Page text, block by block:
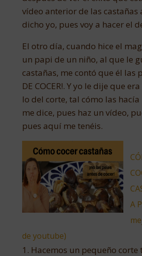
vídeo anterior de las castañas
dicho yo, pues voy a hacer el
El otro día, cuando hice el
un papi de un niño, al que le
castañas, me contó que él las
DE COCER!. Y yo le dije que
lo del corte, tal cómo las
me dice, pues haz un vídeo,
pues aquí me tenéis.
A
de youtube)
Hacemos un pequeño corte